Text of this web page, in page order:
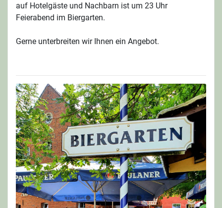
auf Hotelgäste und Nachbarn ist um 23 Uhr
Feierabend im Biergarten.
Gerne unterbreiten wir Ihnen ein Angebot.